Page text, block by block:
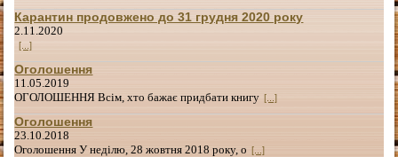
Карантин продовжено до 31 грудня 2020 року
2.11.2020
[...]
Оголошення
11.05.2019
ОГОЛОШЕННЯ Всім, хто бажає придбати книгу [...]
Оголошення
23.10.2018
Оголошення У неділю, 28 жовтня 2018 року, о [...]